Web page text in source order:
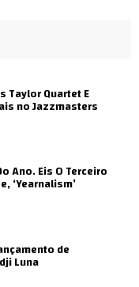
Taylor Quartet E
no Jazzmasters
Ano. Eis O Terceiro
‘Yearnalism’
de
Luna